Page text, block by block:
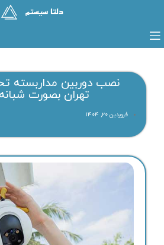
نصب دوربین مداربسته
تهران بصورت
فروردین ۲۰, ۱۴۰۴